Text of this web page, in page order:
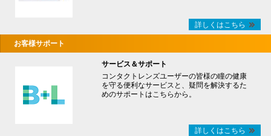
詳しくはこちら
お客様サポート
サービス＆サポート
コンタクトレンズユーザーの皆様の瞳の健康
を守る便利なサービスと、疑問を解決するた
めのサポートはこちらから。
詳しくはこちら